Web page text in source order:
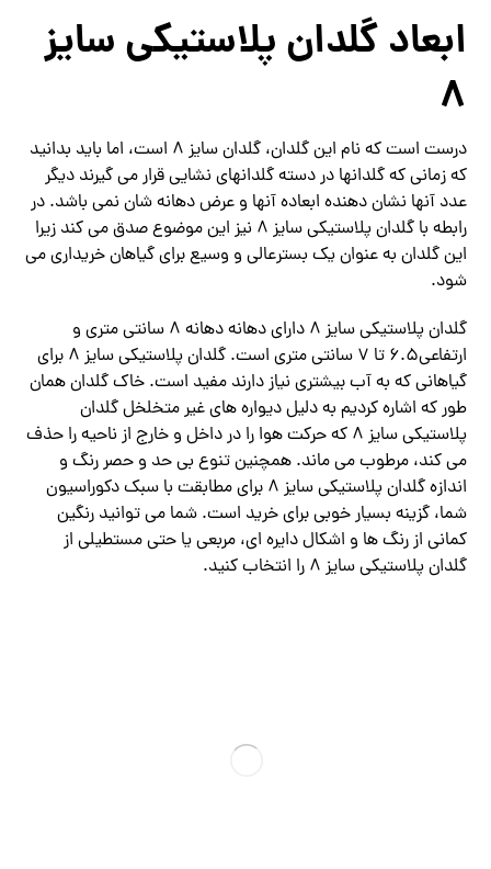
ابعاد گلدان پلاستیکی سایز
8
درست است که نام این گلدان، گلدان سایز 8 است، اما باید بدانید
که زمانی که گلدانها در دسته گلدانهای نشایی قرار می گیرند دیگر
عدد آنها نشان دهنده ابعاده آنها و عرض دهانه شان نمی باشد. در
رابطه با گلدان پلاستیکی سایز 8 نیز این موضوع صدق می کند زیرا
این گلدان به عنوان یک بسترعالی و وسیع برای گیاهان خریداری می
شود.
گلدان پلاستیکی سایز 8 دارای دهانه دهانه 8 سانتی متری و
ارتفاعی6.5 تا 7 سانتی متری است. گلدان پلاستیکی سایز 8 برای
گیاهانی که به آب بیشتری نیاز دارند مفید است. خاک گلدان همان
طور که اشاره کردیم به دلیل دیواره های غیر متخلخل گلدان
پلاستیکی سایز 8 که حرکت هوا را در داخل و خارج از ناحیه را حذف
می کند، مرطوب می ماند. همچنین تنوع بی حد و حصر رنگ و
اندازه گلدان پلاستیکی سایز 8 برای مطابقت با سبک دکوراسیون
شما، گزینه بسیار خوبی برای خرید است. شما می توانید رنگین
کمانی از رنگ ها و اشکال دایره ای، مربعی یا حتی مستطیلی از
گلدان پلاستیکی سایز 8 را انتخاب کنید.